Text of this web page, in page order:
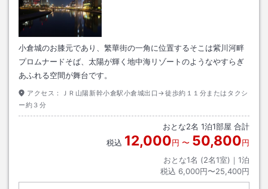
小倉城のお膝元であり、繁華街の一角に位置するそこは紫川河畔
プロムナードそば、太陽が輝く地中海リゾートのようなやすらぎ
あふれる空間が舞台です。
アクセス：
ＪＲ山陽新幹小倉駅小倉城出口→徒歩約１１分またはタクシ
ー約３分
おとな2名 1泊1部屋 合計
税込 12,000円 〜 50,800円
おとな1名 (2名1室)｜ 1泊
税込 6,000円〜25,400円